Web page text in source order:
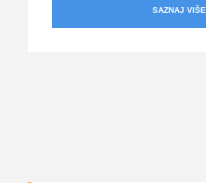
SAZNAJ VIŠE